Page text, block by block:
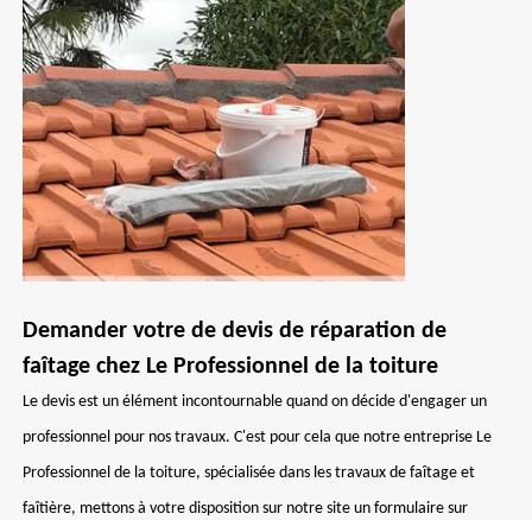
Demander votre de devis de réparation de
faîtage chez Le Professionnel de la toiture
Le devis est un élément incontournable quand on décide d'engager un
professionnel pour nos travaux. C'est pour cela que notre entreprise Le
Professionnel de la toiture, spécialisée dans les travaux de faîtage et
faîtière, mettons à votre disposition sur notre site un formulaire sur